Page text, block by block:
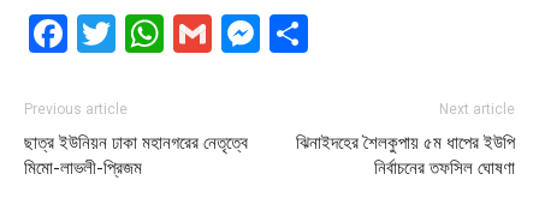
Facebook
Twitter
WhatsApp
GmailMessenger
Previous article
ছাত্র ইউনিয়ন ঢাকা মহানগরের নেতৃত্বে
মিমো-লাভলী-প্রিজম
Next article
ঝিনাইদহের শৈলকুপায় ৫ম ধাপের ইউপি
নির্বাচনের তফসিল ঘোষণা